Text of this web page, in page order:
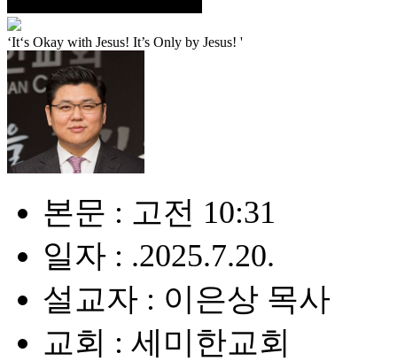
‘It‘s Okay with Jesus! It’s Only by Jesus! '
본문 : 고전 10:31
일자 : .2025.7.20.
설교자 : 이은상 목사
교회 : 세미한교회